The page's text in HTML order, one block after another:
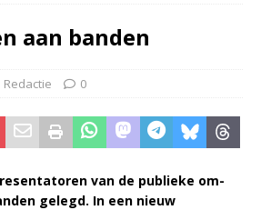
aan banden
Redactie 0
van de pu­blie­ke om­
ge­legd. In een nieuw